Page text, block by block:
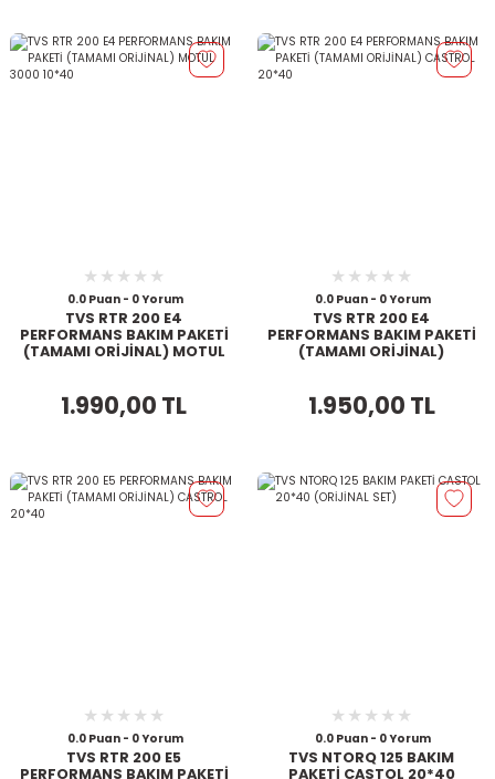
0.0 Puan - 0 Yorum
TVS RTR 200 E4
PERFORMANS BAKIM PAKETİ
(TAMAMI ORİJİNAL) MOTUL
1.990,00 TL
0.0 Puan - 0 Yorum
TVS RTR 200 E4
PERFORMANS BAKIM PAKETİ
(TAMAMI ORİJİNAL)
1.950,00 TL
0.0 Puan - 0 Yorum
TVS RTR 200 E5
PERFORMANS BAKIM PAKETİ
0.0 Puan - 0 Yorum
TVS NTORQ 125 BAKIM
PAKETİ CASTOL 20*40